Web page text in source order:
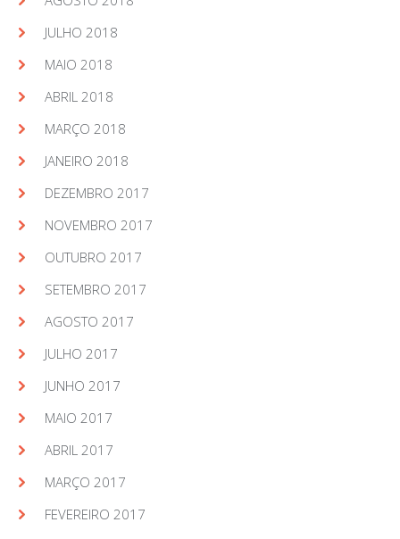
JULHO 2018
MAIO 2018
ABRIL 2018
MARÇO 2018
JANEIRO 2018
DEZEMBRO 2017
NOVEMBRO 2017
OUTUBRO 2017
SETEMBRO 2017
AGOSTO 2017
JULHO 2017
JUNHO 2017
MAIO 2017
ABRIL 2017
MARÇO 2017
FEVEREIRO 2017